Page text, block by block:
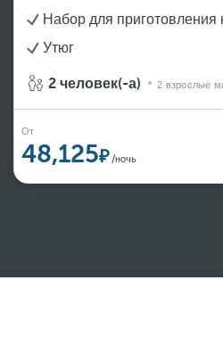
Набор для приготовления
Утюг
2 человек(-а) 2 взрослые
От
48,125 /ночь